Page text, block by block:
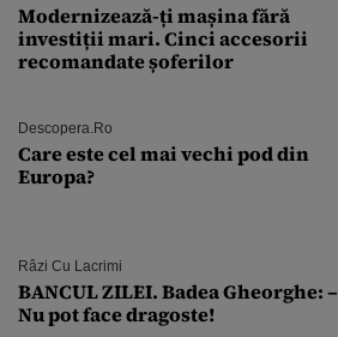
Modernizează-ți mașina fără
investiții mari. Cinci accesorii
recomandate șoferilor
Descopera.ro
Care este cel mai vechi pod din
Europa?
Râzi Cu Lacrimi
BANCUL ZILEI. Badea Gheorghe: –
Nu pot face dragoste!